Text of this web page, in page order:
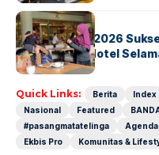
BERITAINDEX
GM For A Day 2026
Operasional Hotel
Quick Links: Berita Index
Nasional
Featured
#pasangmatatelinga
Agenda
Ekbis Pro
Komunitas &